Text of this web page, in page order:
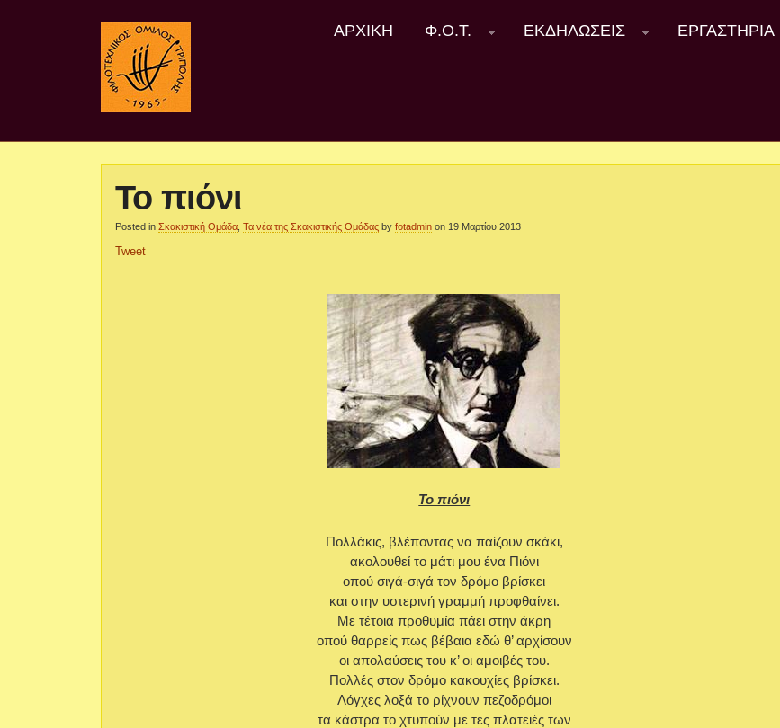
ΑΡΧΙΚΉ Φ.Ο.Τ. ΕΚΔΗΛΩΣΕΙΣ ΕΡΓΑΣΤΗΡΙΑ
Το πιόνι
Posted inΣκακιστική Ομάδα ,Τα νέα της Σκακιστικής Ομάδας byfotadmin on 19 Μαρτίου 2013
Tweet
Το πιόνι
Πολλάκις, βλέποντας να παίζουν σκάκι,
ακολουθεί το μάτι μου ένα Πιόνι
οπού σιγά-σιγά τον δρόμο βρίσκει
και στην υστερινή γραμμή προφθαίνει.
Με τέτοια προθυμία πάει στην άκρη
οπού θαρρείς πως βέβαια εδώ θ’ αρχίσουν
οι απολαύσεις του κ’ οι αμοιβές του.
Πολλές στον δρόμο κακουχίες βρίσκει.
Λόγχες λοξά το ρίχνουν πεζοδρόμοι
τα κάστρα το χτυπούν με τες πλατειές των